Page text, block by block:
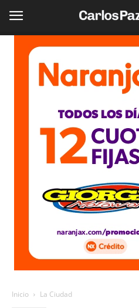
Inicio La Ciudad